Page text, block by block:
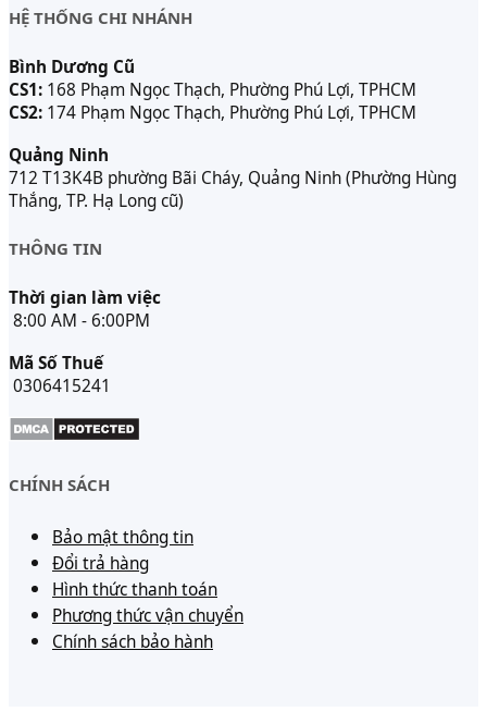
HỆ THỐNG CHI NHÁNH
Bình Dương Cũ
CS1: 168 Phạm Ngọc Thạch, Phường Phú Lợi, TPHCM
CS2: 174 Phạm Ngọc Thạch, Phường Phú Lợi, TPHCM
Quảng Ninh
712 T13K4B phường Bãi Cháy, Quảng Ninh (Phường Hùng
Thắng, TP. Hạ Long cũ)
THÔNG TIN
Thời gian làm việc
8:00 AM - 6:00PM
Mã Số Thuế
0306415241
CHÍNH SÁCH
Bảo mật thông tin
Đổi trả hàng
Hình thức thanh toán
Phương thức vận chuyển
Chính sách bảo hành